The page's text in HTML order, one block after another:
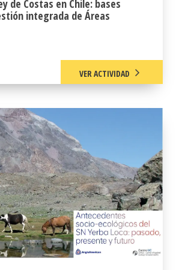
de Costas en Chile: bases
integrada de Áreas
VER ACTIVIDAD